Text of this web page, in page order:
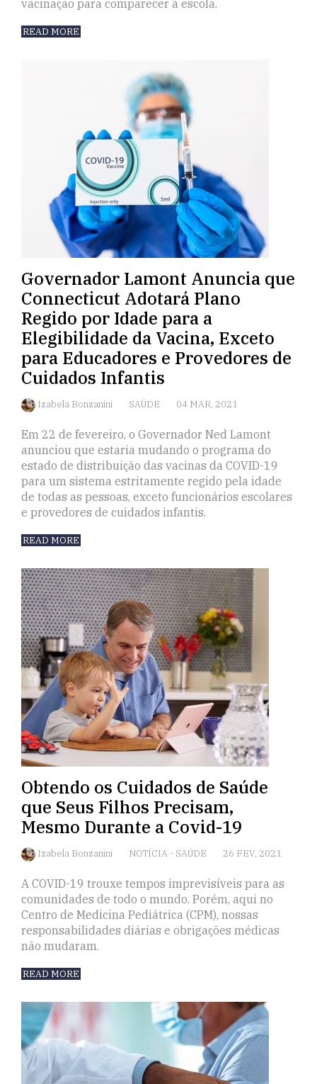
vacinação para comparecer à escola.
READ MORE
Governador Lamont Anuncia que
Connecticut Adotará Plano
Regido por Idade para a
Elegibilidade da Vacina, Exceto
para Educadores e Provedores de
Cuidados Infantis
Izabela Bonzanini SAÚDE 04 MAR, 2021
Em 22 de fevereiro, o Governador Ned Lamont
anunciou que estaria mudando o programa do
estado de distribuição das vacinas da COVID-19
para um sistema estritamente regido pela idade
de todas as pessoas, exceto funcionários escolares
e provedores de cuidados infantis.
READ MORE
Obtendo os Cuidados de Saúde
que Seus Filhos Precisam,
Mesmo Durante a Covid-19
Izabela Bonzanini NOTÍCIA - SAÚDE 26 FEV, 2021
A COVID-19 trouxe tempos imprevisíveis para as
comunidades de todo o mundo. Porém, aqui no
Centro de Medicina Pediátrica (CPM), nossas
responsabilidades diárias e obrigações médicas
não mudaram.
READ MORE